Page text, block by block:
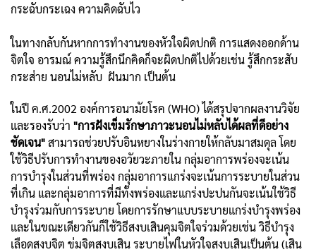
กระฉับกระเฉง ความคิดฉับไว
ในทางกลับกันหากการทำงานของหัวใจผิดปกติ การแสดงออกด้าน
จิตใจ อารมณ์ ความรู้สึกนึกคิดก็จะผิดปกติไปด้วยเช่น รู้สึกกระสับ
กระส่าย นอนไม่หลับ ฝันมาก เป็นต้น
ในปี ค.ศ.2002 องค์การอนามัยโรค (WHO) ได้สรุปจากผลงานวิจัย
และรองรับว่า "การฝังเข็มรักษาภาวะนอนไม่หลับได้ผลที่ดีอย่าง
ชัดเจน"สามารถช่วยปรับอินหยางในร่างกายให้กลับมาสมดุล โดย
ใช้วิธีปรับการทำงานของอวัยวะภายใน กลุ่มอาการพร่องจะเน้น
การบำรุงในส่วนที่พร่อง กลุ่มอาการแกร่งจะเน้นการระบายในส่วน
ที่เกิน และกลุ่มอาการที่มีทั้งพร่องและแกร่งปะปนกันจะเน้นใช้วิธี
บำรุงร่วมกับการระบาย โดยการรักษาแบบระบายแกร่งบำรุงพร่อง
และในขณะเดียวกันก็ใช้วิธีสงบเสินคุมจิตใจร่วมด้วยเช่น วิธีบำรุง
เลือดสงบจิต ข่มจิตสงบเสิน ระบายไฟในหัวใจสงบเสินเป็นต้น (เสิน